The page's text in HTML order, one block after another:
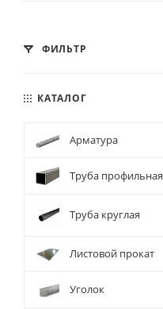
ФИЛЬТР
КАТАЛОГ
Арматура
Труба профильная
Труба круглая
Листовой прокат
Уголок